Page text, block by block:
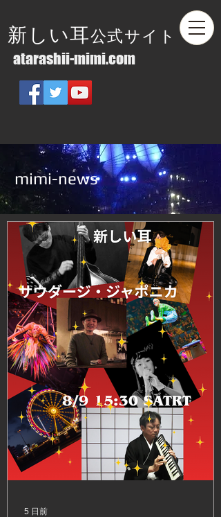
新しい耳公式サイト
atarashii-mimi.com
mimi-news
5 日前